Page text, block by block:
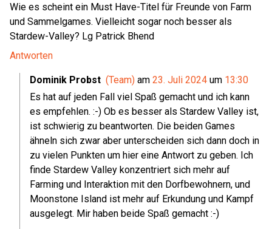
Wie es scheint ein Must Have-Titel für Freunde von Farm
und Sammelgames. Vielleicht sogar noch besser als
Stardew-Valley? Lg Patrick Bhend
Antworten
Dominik Probst (Team) am 23. Juli 2024 um 13:30
Es hat auf jeden Fall viel Spaß gemacht und ich kann
es empfehlen. :-) Ob es besser als Stardew Valley ist,
ist schwierig zu beantworten. Die beiden Games
ähneln sich zwar aber unterscheiden sich dann doch in
zu vielen Punkten um hier eine Antwort zu geben. Ich
finde Stardew Valley konzentriert sich mehr auf
Farming und Interaktion mit den Dorfbewohnern, und
Moonstone Island ist mehr auf Erkundung und Kampf
ausgelegt. Mir haben beide Spaß gemacht :-)